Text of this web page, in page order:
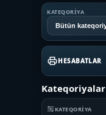
KATEQORIYA
HESABATLAR
Kateqoriyalar
KATEQORIYA